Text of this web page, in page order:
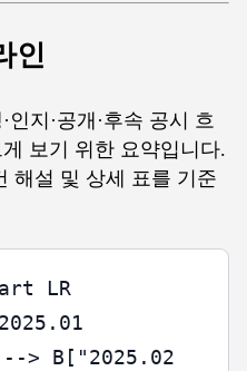
인
지·공개·후속 공시 흐
보기 위한 요약입니다.
해설 및 상세 표를 기준
LR
--> B["2025.02